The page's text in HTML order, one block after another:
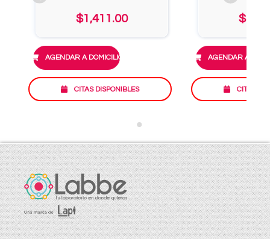
$1,411.00
AGENDAR A DOMICILIO
CITAS DISPONIBLES
AGENDAR A
CITAS